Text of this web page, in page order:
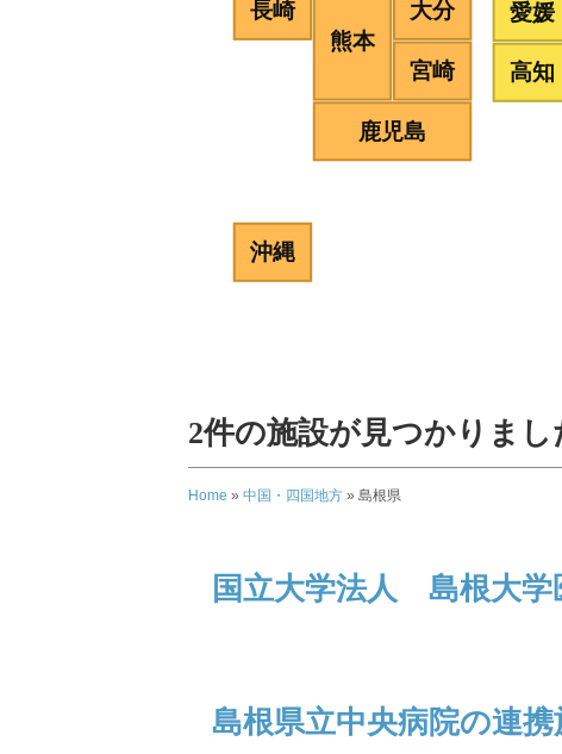
愛媛
高知
長崎
熊本
大分
宮崎
鹿児島
沖縄
2件の施設が見つかりまし
Home » 中国・四国地方 » 島根県
国立大学法人 島根大学
島根県立中央病院の連携